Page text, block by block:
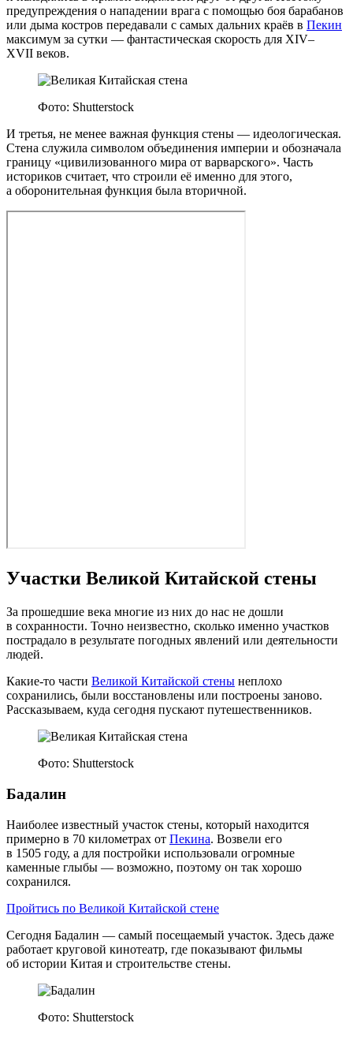
предупреждения о нападении врага с помощью боя барабанов
или дыма костров передавали с самых дальних краёв в Пекин
максимум за сутки — фантастическая скорость для XIV–
XVII веков.
Фото: Shutterstock
И третья, не менее важная функция стены — идеологическая.
Стена служила символом объединения империи и обозначала
границу «цивилизованного мира от варварского». Часть
историков считает, что строили её именно для этого,
а оборонительная функция была вторичной.
Участки Великой Китайской стены
За прошедшие века многие из них до нас не дошли
в сохранности. Точно неизвестно, сколько именно участков
пострадало в результате погодных явлений или деятельности
людей.
Какие‑то части Великой Китайской стены неплохо
сохранились, были восстановлены или построены заново.
Рассказываем, куда сегодня пускают путешественников.
Фото: Shutterstock
Бадалин
Наиболее известный участок стены, который находится
примерно в 70 километрах от Пекина. Возвели его
в 1505 году, а для постройки использовали огромные
каменные глыбы — возможно, поэтому он так хорошо
сохранился.
Пройтись по Великой Китайской стене
Сегодня Бадалин — самый посещаемый участок. Здесь даже
работает круговой кинотеатр, где показывают фильмы
об истории Китая и строительстве стены.
Фото: Shutterstock